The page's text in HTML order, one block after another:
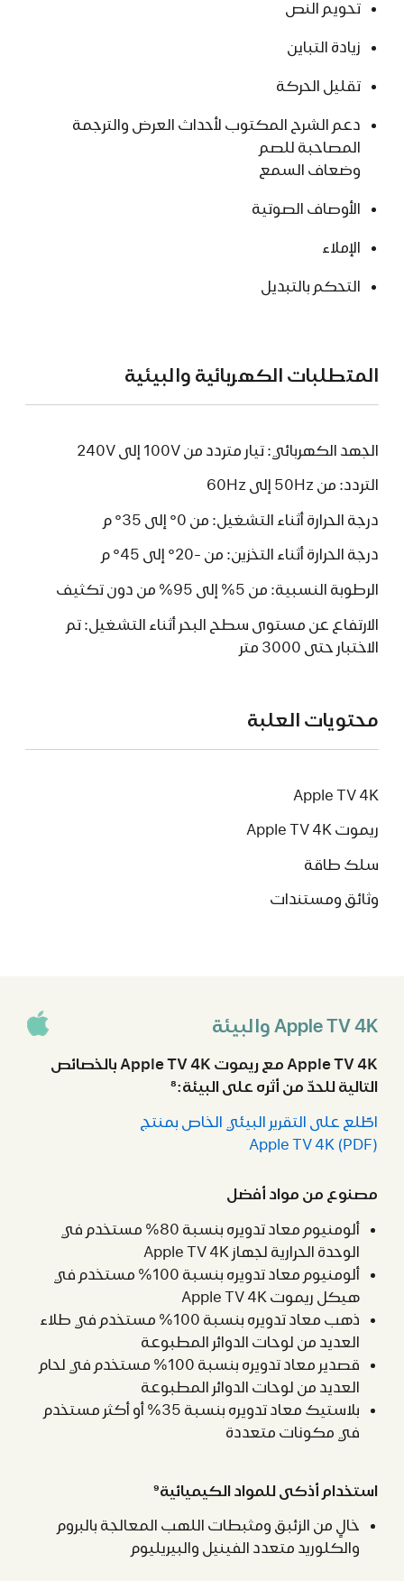
تحويم النص
زيادة التباين
تقليل الحركة
دعم الشرح المكتوب لأحداث العرض والترجمة
المصاحبة للصم
وضعاف السمع
الأوصاف الصوتية
الإملاء
التحكم بالتبديل
المتطلبات الكهربائية والبيئية
الجهد الكهربائي: تيار متردد من 100V إلى 240V‏
التردد: من 50Hz إلى 60Hz‏
درجة الحرارة أثناء التشغيل: من 0° إلى 35° م
درجة الحرارة أثناء التخزين: من -20° إلى 45° م
الرطوبة النسبية: من 5% إلى 95% من دون تكثيف
الارتفاع عن مستوى سطح البحر أثناء التشغيل: تم
الاختبار حتى 3000 متر
محتويات العلبة
Apple TV 4K
ريموت Apple TV 4K
سلك طاقة
وثائق ومستندات
Apple TV 4K والبيئة
Apple TV 4K مع ريموت Apple TV 4K بالخصائص
التالية للحدّ من أثره على البيئة:‏8
اطّلع على التقرير البيئي الخاص بمنتج
Apple TV 4K (PDF)
مصنوع من مواد أفضل
ألومنيوم معاد تدويره بنسبة 80% مستخدم في
الوحدة الحرارية لجهاز Apple TV 4K
ألومنيوم معاد تدويره بنسبة 100% مستخدم في
هيكل ريموت Apple TV 4K
ذهب معاد تدويره بنسبة 100% مستخدم في طلاء
العديد من لوحات الدوائر المطبوعة
قصدير معاد تدويره بنسبة 100% مستخدم في لحام
العديد من لوحات الدوائر المطبوعة
بلاستيك معاد تدويره بنسبة 35% أو أكثر مستخدم
في مكونات متعددة
استخدام أذكى للمواد الكيميائية9
خالٍ من الزئبق ومثبطات اللهب المعالجة بالبروم
والكلوريد متعدد الفينيل والبيريليوم